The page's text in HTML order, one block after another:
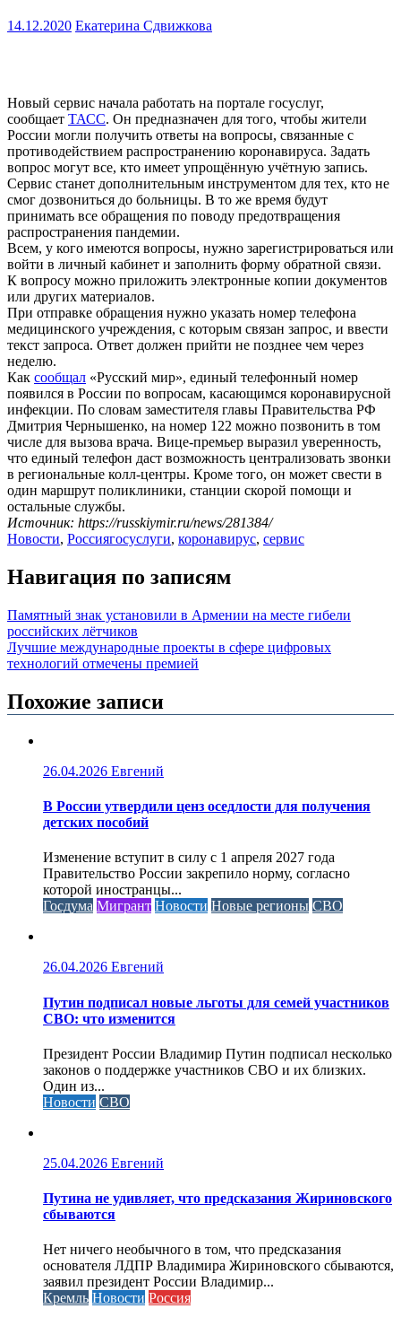
14.12.2020 Екатерина Сдвижкова
Новый сервис начала работать на портале госуслуг,
сообщает ТАСС. Он предназначен для того, чтобы жители
России могли получить ответы на вопросы, связанные с
противодействием распространению коронавируса. Задать
вопрос могут все, кто имеет упрощённую учётную запись.
Сервис станет дополнительным инструментом для тех, кто не
смог дозвониться до больницы. В то же время будут
принимать все обращения по поводу предотвращения
распространения пандемии.
Всем, у кого имеются вопросы, нужно зарегистрироваться или
войти в личный кабинет и заполнить форму обратной связи.
К вопросу можно приложить электронные копии документов
или других материалов.
При отправке обращения нужно указать номер телефона
медицинского учреждения, с которым связан запрос, и ввести
текст запроса. Ответ должен прийти не позднее чем через
неделю.
Как сообщал «Русский мир», единый телефонный номер
появился в России по вопросам, касающимся коронавирусной
инфекции. По словам заместителя главы Правительства РФ
Дмитрия Чернышенко, на номер 122 можно позвонить в том
числе для вызова врача. Вице-премьер выразил уверенность,
что единый телефон даст возможность централизовать звонки
в региональные колл-центры. Кроме того, он может свести в
один маршрут поликлиники, станции скорой помощи и
остальные службы.
Источник: https://russkiymir.ru/news/281384/
Новости, Россиягосуслуги, коронавирус, сервис
Навигация по записям
Памятный знак установили в Армении на месте гибели
российских лётчиков
Лучшие международные проекты в сфере цифровых
технологий отмечены премией
Похожие записи
26.04.2026 Евгений
В России утвердили ценз оседлости для получения
детских пособий
Изменение вступит в силу с 1 апреля 2027 года
Правительство России закрепило норму, согласно
которой иностранцы...
Госдума Мигрант Новости Новые регионы СВО
26.04.2026 Евгений
Путин подписал новые льготы для семей участников
СВО: что изменится
Президент России Владимир Путин подписал несколько
законов о поддержке участников СВО и их близких.
Один из...
Новости СВО
25.04.2026 Евгений
Путина не удивляет, что предсказания Жириновского
сбываются
Нет ничего необычного в том, что предсказания
основателя ЛДПР Владимира Жириновского сбываются,
заявил президент России Владимир...
Кремль Новости Россия